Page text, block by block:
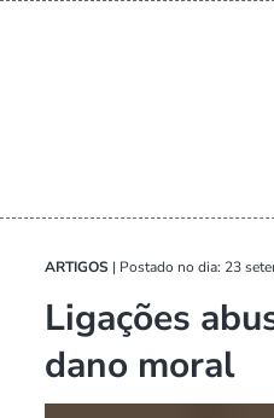
ARTIGOS | Postado no dia: 23
Ligações
dano moral